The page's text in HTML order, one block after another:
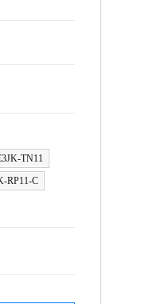
TN11
RP11-C